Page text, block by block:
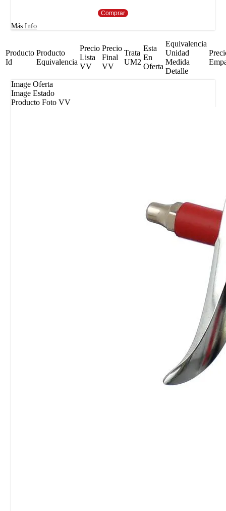
Comprar
Más Info
Producto
Id
Producto
Equivalencia
Precio
Lista
VV
Precio
Final
VV
Trata
UM2
Esta
En
Oferta
Equivalencia
Unidad
Medida
Detalle
Image Oferta
Image Estado
Producto Foto VV